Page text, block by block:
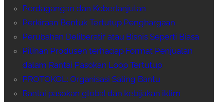
Perdagangan dan Keberlanjutan
Perkiraan Bentuk Tertutup Penghargaan
Perubahan Deliberatif atau Bisnis Seperti Biasa
Pilihan Produsen terhadap Format Penjualan
dalam Rantai Pasokan Loop Tertutup
PROTOKOL: Organisasi Saling Bantu
Rantai pasokan global dan kebijakan iklim